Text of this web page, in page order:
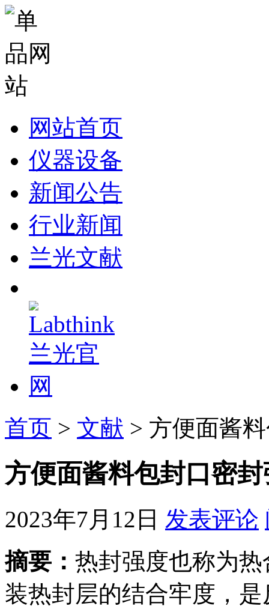
网站首页
仪器设备
新闻公告
行业新闻
兰光文献
首页 > 文献 > 方便面酱
方便面酱料包封口密
2023年7月12日 发表评论
摘要： 热封强度也称为
装热封层的结合牢度，